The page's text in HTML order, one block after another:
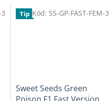
Tip
Sweet Seeds Green
Kód: SS-GP-FAST-FEM-3